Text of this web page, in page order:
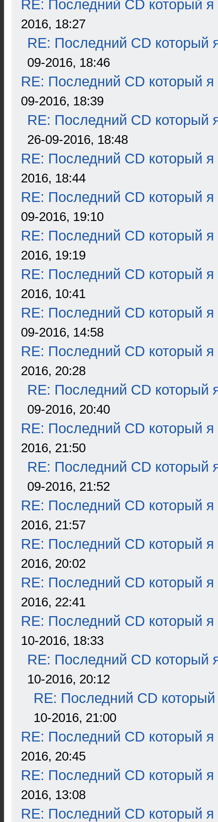
RE: Последний CD который я
2016, 18:27
RE: Последний CD который
09-2016, 18:46
RE: Последний CD который я
09-2016, 18:39
RE: Последний CD который
26-09-2016, 18:48
RE: Последний CD который я
2016, 18:44
RE: Последний CD который я
09-2016, 19:10
RE: Последний CD который я
2016, 19:19
RE: Последний CD который я
2016, 10:41
RE: Последний CD который я
09-2016, 14:58
RE: Последний CD который я
2016, 20:28
RE: Последний CD который
09-2016, 20:40
RE: Последний CD который я
2016, 21:50
RE: Последний CD который
09-2016, 21:52
RE: Последний CD который я
2016, 21:57
RE: Последний CD который я
2016, 20:02
RE: Последний CD который я
2016, 22:41
RE: Последний CD который я
10-2016, 18:33
RE: Последний CD который
10-2016, 20:12
RE: Последний CD который
10-2016, 21:00
RE: Последний CD который я
2016, 20:45
RE: Последний CD который я
2016, 13:08
RE: Последний CD который я